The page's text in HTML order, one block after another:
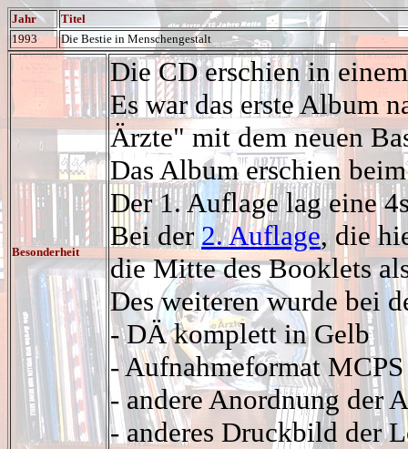
Jahr
Titel
1993
Die Bestie in Menschengestalt
Besonderheit
Die CD erschien in
Es war das erste Album
Ärzte" mit dem neuen
Das Album erschien
Der 1. Auflage lag eine
Bei der2. Auflage, die
die Mitte des Booklets
Des weiteren wurde bei
- DÄ komplett in Gelb
- Aufnahmeformat
- andere Anordnung der
- anderes Druckbild der